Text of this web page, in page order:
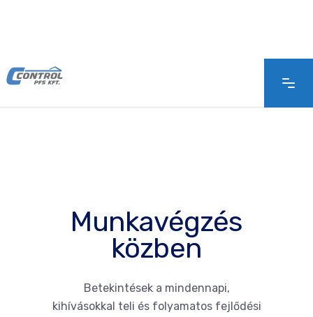
Munkavégzés
közben
Betekintések a mindennapi,
kihívásokkal teli és folyamatos fejlődési